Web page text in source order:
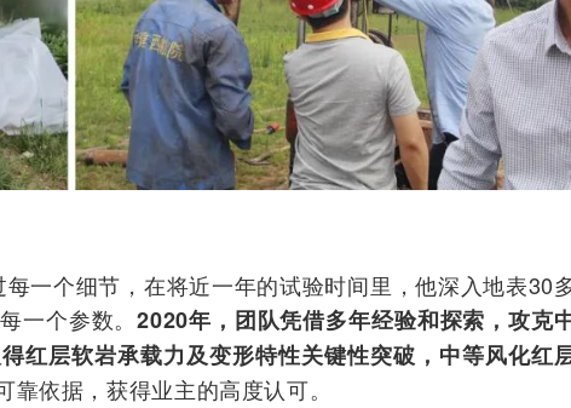
一个细节，在将近一年的试验时间里，他深入地表30
一个参数。2020年，团队凭借多年经验和探索，攻克
红层软岩承载力及变形特性关键性突破，中等风化红
依据，获得业主的高度认可。